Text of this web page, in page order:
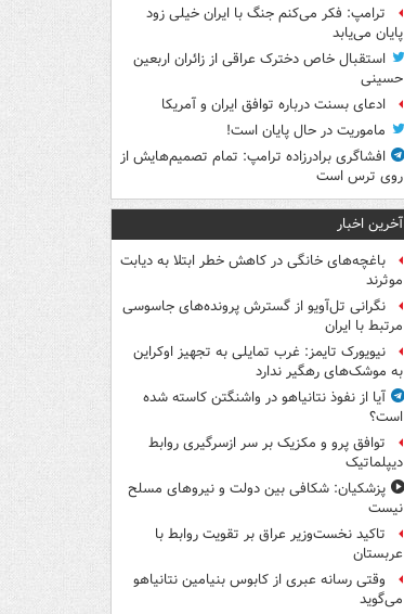
ترامپ: فکر می‌کنم جنگ با ایران خیلی زود
پایان می‌یابد
استقبال خاص دخترک عراقی از زائران اربعین
حسینی
ادعای بسنت درباره توافق ایران و آمریکا
ماموریت در حال پایان است!
افشاگری برادرزاده ترامپ: تمام تصمیم‌هایش از
روی ترس است
آخرین اخبار
باغچه‌های خانگی در کاهش خطر ابتلا به دیابت
موثرند
نگرانی تل‌آویو از گسترش پرونده‌های جاسوسی
مرتبط با ایران
نیویورک تایمز: غرب تمایلی به تجهیز اوکراین
به موشک‌های رهگیر ندارد
آیا از نفوذ نتانیاهو در واشنگتن کاسته شده
است؟
توافق پرو و مکزیک بر سر ازسرگیری روابط
دیپلماتیک
پزشکیان: شکافی بین دولت و نیروهای مسلح
نیست
تاکید نخست‌وزیر عراق بر تقویت روابط با
عربستان
وقتی رسانه عبری از کابوس بنیامین نتانیاهو
می‌گوید